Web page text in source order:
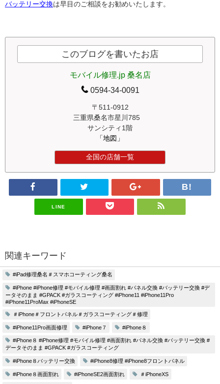
バッテリー交換は早目のご相談をお勧めいたします。
このブログを書いたお店
モバイル修理.jp 桑名店
0594-34-0091
〒511-0912
三重県桑名市星川785
サンシティ1階
「地図」
全国の店舗一覧
LINE
関連キーワード
#iPad修理桑名＃スマホコーティング桑名
#iPhone #iPhone修理 #モバイル修理 #画面割れ #パネル交換 #バッテリー交換 #デ
ータそのまま #GPACK #ガラスコーティング #iPhone11 #iPhone11Pro
#iPhone11ProMax #iPhoneSE
＃iPhone＃フロントパネル＃ガラスコーティング＃修理
#iPhone11Pro画面修理 #iPhone７ #iPhone８
#iPhone８ #iPhone修理 #モバイル修理 #画面割れ #パネル交換 #バッテリー交換 #
データそのまま #GPACK #ガラスコーティング
#iPhone８バッテリー交換 #iPhone8修理 #iPhone8フロントパネル
#iPhone８画面割れ #iPhoneSE2画面割れ ＃iPhoneXS